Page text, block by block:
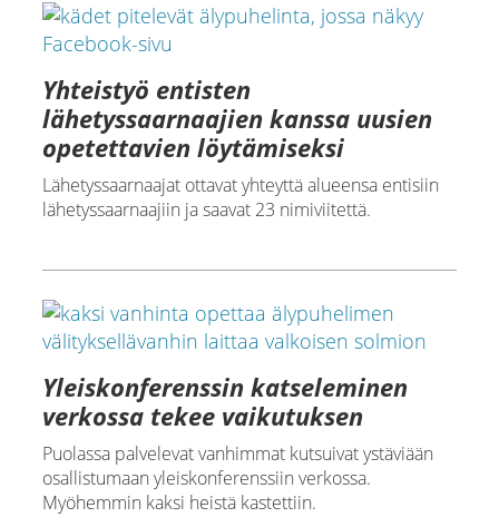
Yhteistyö entisten
lähetyssaarnaajien kanssa uusien
opetettavien löytämiseksi
Lähetyssaarnaajat ottavat yhteyttä alueensa entisiin
lähetyssaarnaajiin ja saavat 23 nimiviitettä.
Yleiskonferenssin katseleminen
verkossa tekee vaikutuksen
Puolassa palvelevat vanhimmat kutsuivat ystäviään
osallistumaan yleiskonferenssiin verkossa.
Myöhemmin kaksi heistä kastettiin.